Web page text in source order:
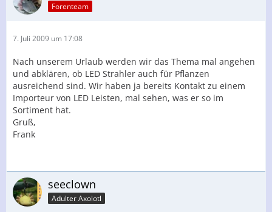
Forenteam
7. Juli 2009 um 17:08
Nach unserem Urlaub werden wir das Thema mal angehen
und abklären, ob LED Strahler auch für Pflanzen
ausreichend sind. Wir haben ja bereits Kontakt zu einem
Importeur von LED Leisten, mal sehen, was er so im
Sortiment hat.
Gruß,
Frank
seeclown
Adulter Axolotl